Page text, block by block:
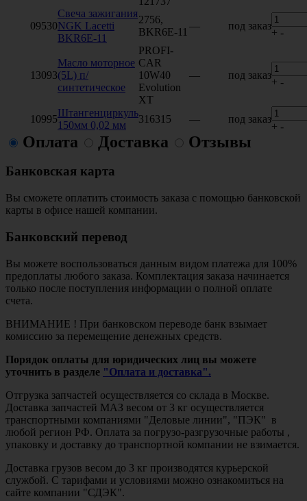
09530
Свеча зажигания
NGK Lacetti
BKR6E-11
2756,
BKR6E-11
— под заказ
+ -
13093
Масло моторное
(5L) п/
синтетическое
PROFI-
CAR
10W40
Evolution
XT
— под заказ
+ -
10995
Штангенциркуль
150мм 0,02 мм
316315 — под заказ
+ -
Оплата Доставка Отзывы
Банковская карта
Вы сможете оплатить стоимость заказа с помощью банковской
карты в офисе нашей компании.
Банковский перевод
Вы можете воспользоваться данным видом платежа для 100%
предоплаты любого заказа. Комплектация заказа начинается
только после поступления информации о полной оплате
счета.
ВНИМАНИЕ ! При банковском переводе банк взымает
комиссию за перемещение денежных средств.
Порядок оплаты для юридических лиц вы можете
уточнить в разделе "Оплата и доставка".
Отгрузка запчастей осуществляется со склада в Москве.
Доставка запчастей МАЗ весом от 3 кг осуществляется
транспортными компаниями "Деловые линии", "ПЭК" в
любой регион РФ. Оплата за погрузо-разгрузочные работы ,
упаковку и доставку до транспортной компании не взимается.
Доставка грузов весом до 3 кг производятся курьерской
службой. С тарифами и условиями можно ознакомиться на
сайте компании "СДЭК".